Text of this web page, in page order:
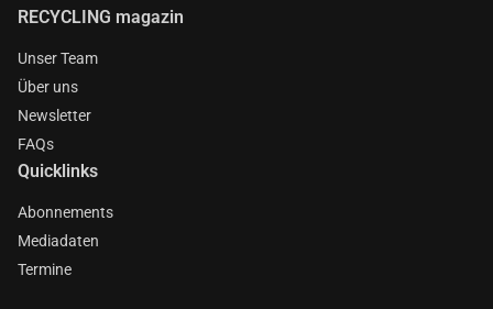
RECYCLING magazin
Unser Team
Über uns
Newsletter
FAQs
Quicklinks
Abonnements
Mediadaten
Termine